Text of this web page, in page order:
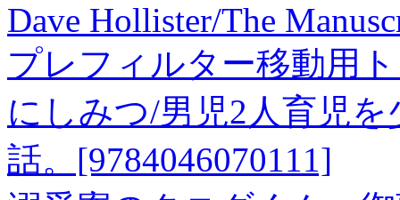
Dave Hollister/The
プレフィルター移動用
にしみつ/男児2人育児
話。[9784046070111]